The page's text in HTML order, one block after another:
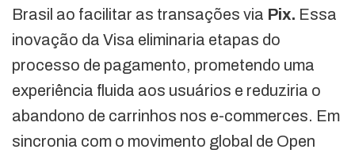
Brasil ao facilitar as transações via Pix. Essa
inovação da Visa eliminaria etapas do
processo de pagamento, prometendo uma
experiência fluida aos usuários e reduziria o
abandono de carrinhos nos e-commerces. Em
sincronia com o movimento global de Open